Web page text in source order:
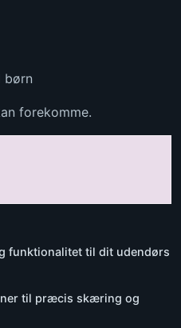
børn
forekomme.
funktionalitet til dit udendørs
til præcis skæring og